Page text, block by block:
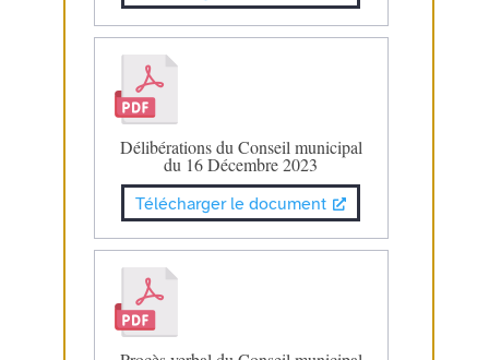
Délibérations du Conseil municipal
du 16 Décembre 2023
Télécharger le document